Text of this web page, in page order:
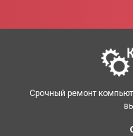
Срочный ремонт